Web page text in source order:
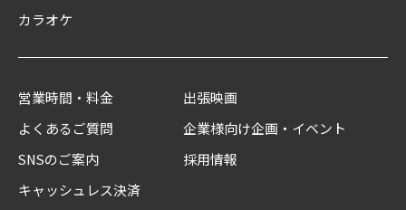
カラオケ
営業時間・料金
よくあるご質問
SNSのご案内
キャッシュレス決済
出張映画
企業様向け企画・イベント
採用情報